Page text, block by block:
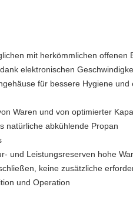
mit herkömmlichen offenen
elektronischen
für bessere Hygiene und
Waren und von optimierter
natürliche abkühlende Propan
und Leistungsreserven hohe
keine zusätzliche
und Operation